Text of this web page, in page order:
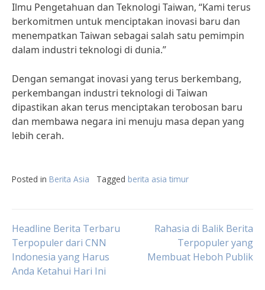
Ilmu Pengetahuan dan Teknologi Taiwan, “Kami terus
berkomitmen untuk menciptakan inovasi baru dan
menempatkan Taiwan sebagai salah satu pemimpin
dalam industri teknologi di dunia.”
Dengan semangat inovasi yang terus berkembang,
perkembangan industri teknologi di Taiwan
dipastikan akan terus menciptakan terobosan baru
dan membawa negara ini menuju masa depan yang
lebih cerah.
Posted in Berita Asia Tagged berita asia timur
Post
navigation
Headline Berita Terbaru
Terpopuler dari CNN
Indonesia yang Harus
Anda Ketahui Hari Ini
Rahasia di Balik Berita
Terpopuler yang
Membuat Heboh Publik